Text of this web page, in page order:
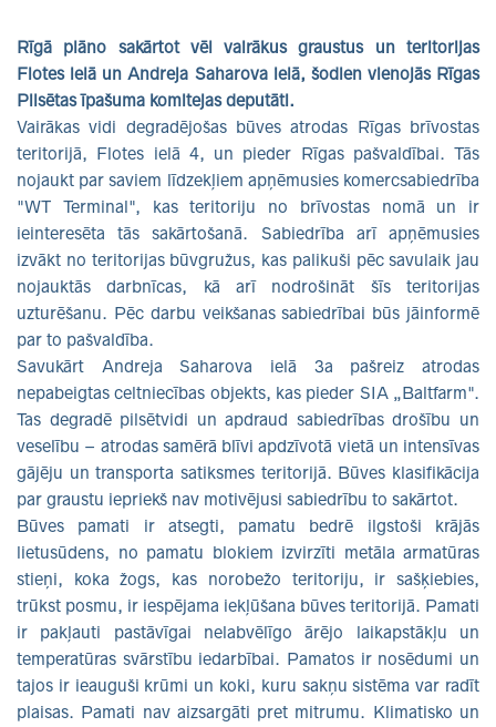
Rīgā plāno sakārtot vēl vairākus graustus un teritorijas
Flotes ielā un Andreja Saharova ielā, šodien vienojās Rīgas
Pilsētas īpašuma komitejas deputāti.
Vairākas vidi degradējošas būves atrodas Rīgas brīvostas
teritorijā, Flotes ielā 4, un pieder Rīgas pašvaldībai. Tās
nojaukt par saviem līdzekļiem apņēmusies komercsabiedrība
"WT Terminal", kas teritoriju no brīvostas nomā un ir
ieinteresēta tās sakārtošanā. Sabiedrība arī apņēmusies
izvākt no teritorijas būvgružus, kas palikuši pēc savulaik jau
nojauktās darbnīcas, kā arī nodrošināt šīs teritorijas
uzturēšanu. Pēc darbu veikšanas sabiedrībai būs jāinformē
par to pašvaldība.
Savukārt Andreja Saharova ielā 3a pašreiz atrodas
nepabeigtas celtniecības objekts, kas pieder SIA „Baltfarm".
Tas degradē pilsētvidi un apdraud sabiedrības drošību un
veselību – atrodas samērā blīvi apdzīvotā vietā un intensīvas
gājēju un transporta satiksmes teritorijā. Būves klasifikācija
par graustu iepriekš nav motivējusi sabiedrību to sakārtot.
Būves pamati ir atsegti, pamatu bedrē ilgstoši krājās
lietusūdens, no pamatu blokiem izvirzīti metāla armatūras
stieņi, koka žogs, kas norobežo teritoriju, ir sašķiebies,
trūkst posmu, ir iespējama iekļūšana būves teritorijā. Pamati
ir pakļauti pastāvīgai nelabvēlīgo ārējo laikapstākļu un
temperatūras svārstību iedarbībai. Pamatos ir nosēdumi un
tajos ir ieauguši krūmi un koki, kuru sakņu sistēma var radīt
plaisas. Pamati nav aizsargāti pret mitrumu. Klimatisko un